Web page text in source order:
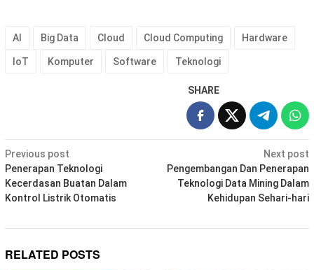
AI Big Data Cloud Cloud Computing Hardware
IoT Komputer Software Teknologi
SHARE
Post
navigation
Previous post
Penerapan Teknologi
Kecerdasan Buatan Dalam
Kontrol Listrik Otomatis
Next post
Pengembangan Dan Penerapan
Teknologi Data Mining Dalam
Kehidupan Sehari-hari
RELATED POSTS